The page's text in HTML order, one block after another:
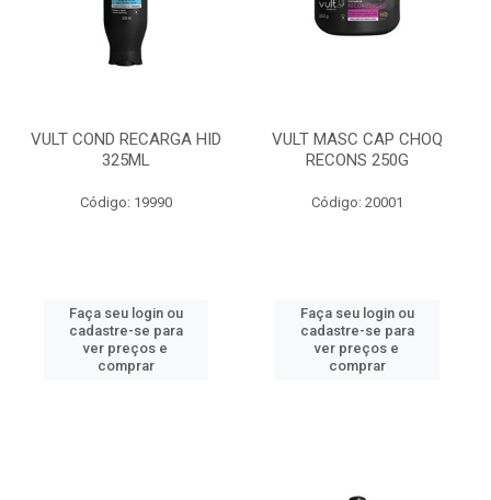
VULT COND RECARGA HID
325ML
Código: 19990
Faça seu login ou
cadastre-se para
ver preços e
comprar
VULT MASC CAP CHOQ
RECONS 250G
Código: 20001
Faça seu login ou
cadastre-se para
ver preços e
comprar